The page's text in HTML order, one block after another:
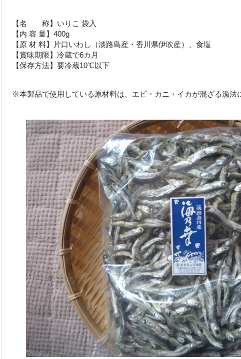
【名 称】いりこ 袋入
【内 容 量】400g
【原 材 料】片口いわし（淡路島産・香川県伊吹産）、食塩
【賞味期限】冷蔵で6カ月
【保存方法】要冷蔵10℃以下
※本製品で使用している原材料は、エビ・カニ・イカが混ざる漁法